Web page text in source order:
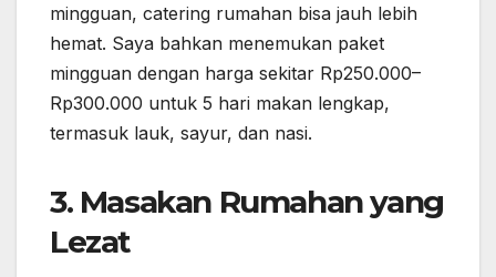
mingguan, catering rumahan bisa jauh lebih
hemat. Saya bahkan menemukan paket
mingguan dengan harga sekitar Rp250.000–
Rp300.000 untuk 5 hari makan lengkap,
termasuk lauk, sayur, dan nasi.
3. Masakan Rumahan yang
Lezat